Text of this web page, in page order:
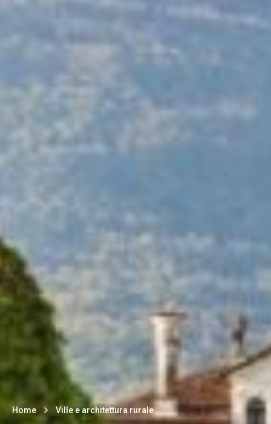
Home Ville e architettura rurale